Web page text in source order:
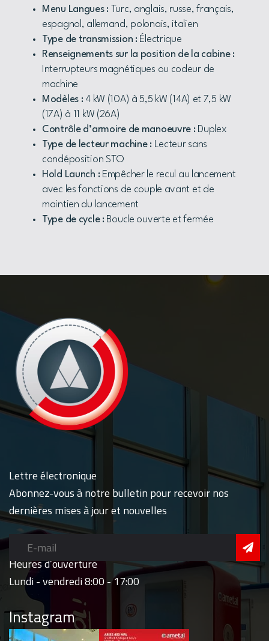
Menu Langues :Turc, anglais, russe, français,
espagnol, allemand, polonais, italien
Type de transmission :Électrique
Renseignements sur la position de la cabine :
Interrupteurs magnétiques ou codeur de
machine
Modèles :4 kW (10A) à 5,5 kW (14A) et 7,5 kW
(17A) à 11 kW (26A)
Contrôle d’armoire de manoeuvre :Duplex
Type de lecteur machine :Lecteur sans
condéposition STO
Hold Launch :Empêcher le recul au lancement
avec les fonctions de couple avant et de
maintien du lancement
Type de cycle :Boucle ouverte et fermée
Lettre électronique
Abonnez-vous à notre bulletin pour recevoir nos
dernières mises à jour et nouvelles
Heures d’ouverture
Lundi - vendredi 8:00 - 17:00
Instagram